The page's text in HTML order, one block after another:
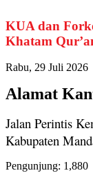
KUA dan
Khatam
Rabu, 29 Juli 2026
Alamat
Jalan Perintis
Kabupaten
Pengunjung: 1,880